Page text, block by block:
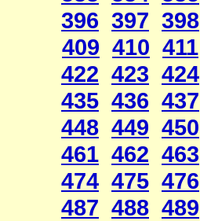
396 397 398
409 410 411
422 423 424
435 436 437
448 449 450
461 462 463
474 475 476
487 488 489